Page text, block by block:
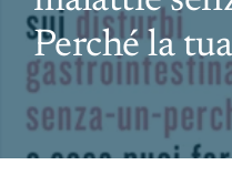
Governance
Perché la